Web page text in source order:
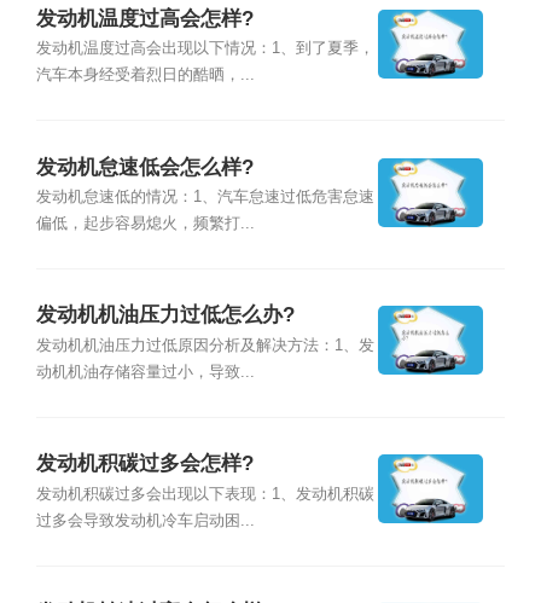
发动机温度过高会怎样?
发动机温度过高会出现以下情况：1、到了夏季，
汽车本身经受着烈日的酷晒，...
发动机怠速低会怎么样?
发动机怠速低的情况：1、汽车怠速过低危害怠速
偏低，起步容易熄火，频繁打...
发动机机油压力过低怎么办?
发动机机油压力过低原因分析及解决方法：1、发
动机机油存储容量过小，导致...
发动机积碳过多会怎样?
发动机积碳过多会出现以下表现：1、发动机积碳
过多会导致发动机冷车启动困...